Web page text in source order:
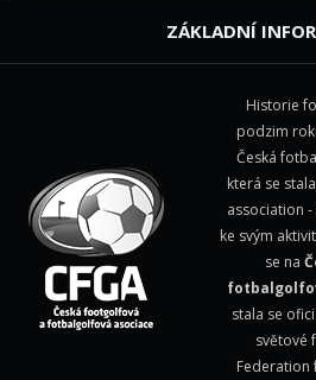
ZÁKLADNÍ
Historie
podzim
Česká
která se
association -
ke svým
se na
stala se
světové
Federation